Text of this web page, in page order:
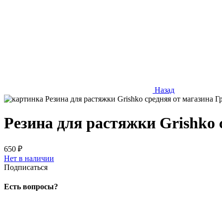
Назад
Резина для растяжки Grishko
650 ₽
Нет в наличии
Подписаться
Есть вопросы?